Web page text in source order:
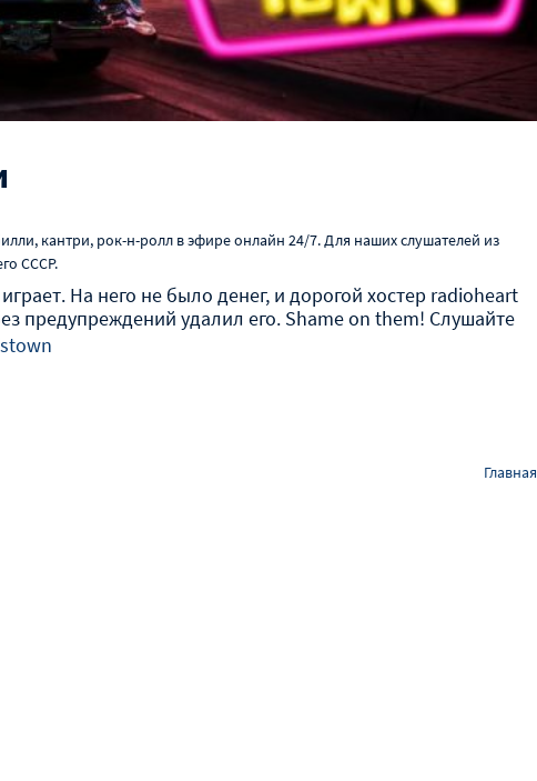
кантри, рок-н-ролл в эфире онлайн 24/7. Для наших слушателей из
СССР.
На него не было денег, и дорогой хостер radioheart
предупреждений удалил его. Shame on them! Слушайте
Главная